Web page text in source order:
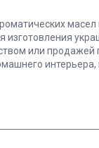
изготовления
или